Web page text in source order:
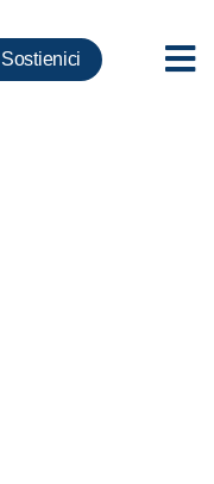
Sostienici